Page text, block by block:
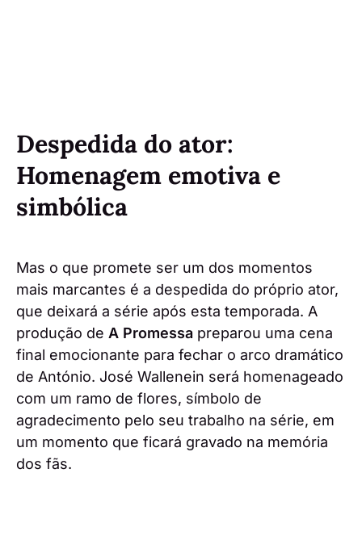
Despedida do ator:
Homenagem emotiva e
simbólica
Mas o que promete ser um dos momentos
mais marcantes é a despedida do próprio ator,
que deixará a série após esta temporada. A
produção de A Promessa preparou uma cena
final emocionante para fechar o arco dramático
de António. José Wallenein será homenageado
com um ramo de flores, símbolo de
agradecimento pelo seu trabalho na série, em
um momento que ficará gravado na memória
dos fãs.